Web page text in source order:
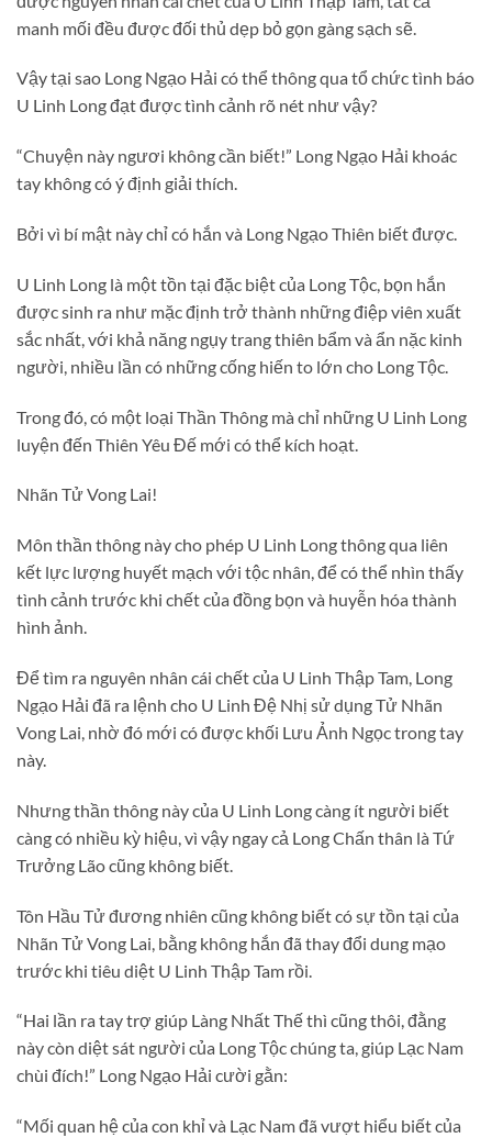
manh mối đều được đối thủ dẹp bỏ gọn gàng sạch sẽ.
Vậy tại sao Long Ngạo Hải có thể thông qua tổ chức tình báo
U Linh Long đạt được tình cảnh rõ nét như vậy?
“Chuyện này ngươi không cần biết!” Long Ngạo Hải khoác
tay không có ý định giải thích.
Bởi vì bí mật này chỉ có hắn và Long Ngạo Thiên biết được.
U Linh Long là một tồn tại đặc biệt của Long Tộc, bọn hắn
được sinh ra như mặc định trở thành những điệp viên xuất
sắc nhất, với khả năng ngụy trang thiên bẩm và ẩn nặc kinh
người, nhiều lần có những cống hiến to lớn cho Long Tộc.
Trong đó, có một loại Thần Thông mà chỉ những U Linh Long
luyện đến Thiên Yêu Đế mới có thể kích hoạt.
Nhãn Tử Vong Lai!
Môn thần thông này cho phép U Linh Long thông qua liên
kết lực lượng huyết mạch với tộc nhân, để có thể nhìn thấy
tình cảnh trước khi chết của đồng bọn và huyễn hóa thành
hình ảnh.
Để tìm ra nguyên nhân cái chết của U Linh Thập Tam, Long
Ngạo Hải đã ra lệnh cho U Linh Đệ Nhị sử dụng Tử Nhãn
Vong Lai, nhờ đó mới có được khối Lưu Ảnh Ngọc trong tay
này.
Nhưng thần thông này của U Linh Long càng ít người biết
càng có nhiều kỳ hiệu, vì vậy ngay cả Long Chấn thân là Tứ
Trưởng Lão cũng không biết.
Tôn Hầu Tử đương nhiên cũng không biết có sự tồn tại của
Nhãn Tử Vong Lai, bằng không hắn đã thay đổi dung mạo
trước khi tiêu diệt U Linh Thập Tam rồi.
“Hai lần ra tay trợ giúp Làng Nhất Thế thì cũng thôi, đằng
này còn diệt sát người của Long Tộc chúng ta, giúp Lạc Nam
chùi đích!” Long Ngạo Hải cười gằn:
“Mối quan hệ của con khỉ và Lạc Nam đã vượt hiểu biết của